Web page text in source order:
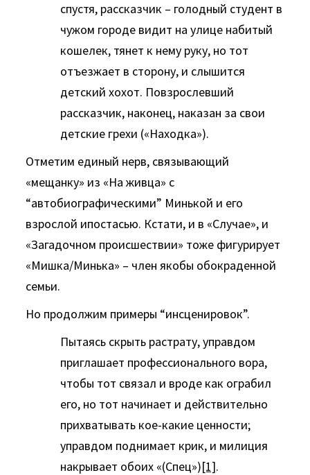
спустя, рассказчик – голодный студент в
чужом городе видит на улице набитый
кошелек, тянет к нему руку, но тот
отъезжает в сторону, и слышится
детский хохот. Повзрослевший
рассказчик, наконец, наказан за свои
детские грехи («Находка»).
Отметим единый нерв, связывающий
«мещанку» из «На живца» с
“автобиографическими” Минькой и его
взрослой ипостасью. Кстати, и в «Случае», и
«Загадочном происшествии» тоже фигурирует
«Мишка/Минька» – член якобы обокраденной
семьи.
Но продолжим примеры “инсценировок”.
Пытаясь скрыть растрату, управдом
приглашает профессионального вора,
чтобы тот связал и вроде как ограбил
его, но тот начинает и действительно
прихватывать кое-какие ценности;
управдом поднимает крик, и милиция
накрывает обоих «(Спец»)[1].